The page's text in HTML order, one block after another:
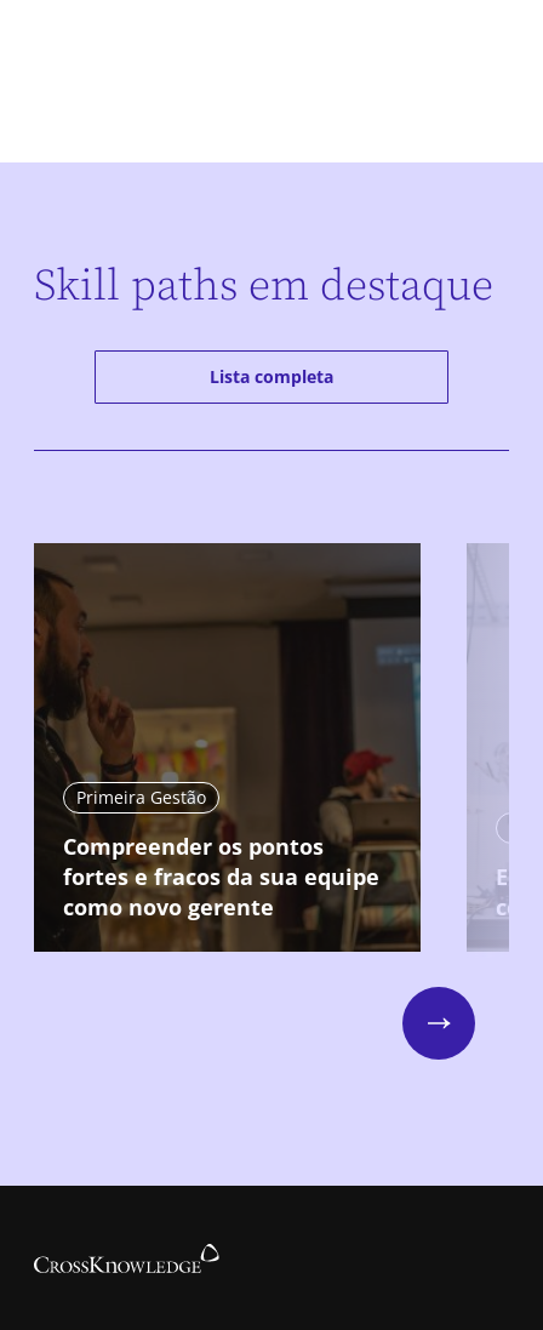
Skill paths em destaque
Lista completa
Primeira Gestão
Compreender os pontos
fortes e fracos da sua equipe
como novo gerente
Next